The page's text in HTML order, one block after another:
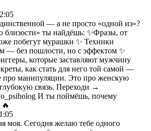
— а не просто «одной из»?
близости» ты найдёшь: ✨Фразы, от
побегут мурашки ✨ Техники
— без пошлости, но с эффектом ✨
которые заставляют мужчину
как стать для него той самой —
про манипуляции. Это про женскую
связь. Переходи →
И ты поймёшь, почему
моя. Сегодня желаю тебе одного